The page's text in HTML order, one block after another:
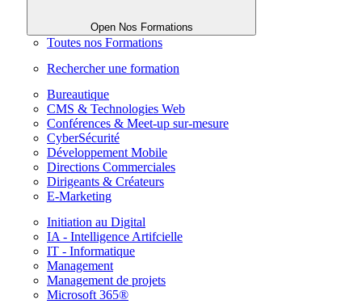
Open Nos Formations
Toutes nos Formations
Rechercher une formation
Bureautique
CMS & Technologies Web
Conférences & Meet-up sur-mesure
CyberSécurité
Développement Mobile
Directions Commerciales
Dirigeants & Créateurs
E-Marketing
Initiation au Digital
IA - Intelligence Artifcielle
IT - Informatique
Management
Management de projets
Microsoft 365®